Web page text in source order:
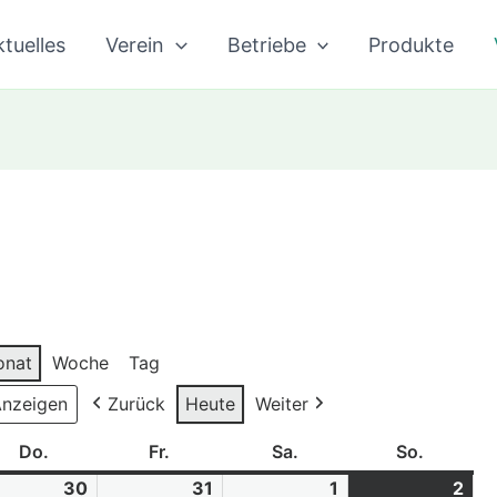
Verein Betriebe Produkte
Woche Tag
Zurück Heute Weiter
Do. Fr. Sa. So.
30 31 1 2